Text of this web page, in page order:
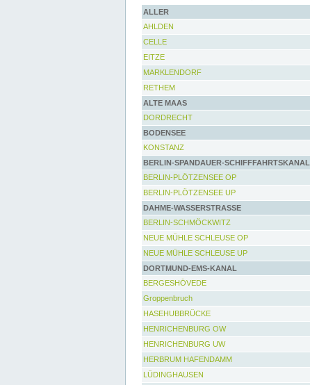
ALLER
AHLDEN
CELLE
EITZE
MARKLENDORF
RETHEM
ALTE MAAS
DORDRECHT
BODENSEE
KONSTANZ
BERLIN-SPANDAUER-SCHIFFFAHRTSKANAL
BERLIN-PLÖTZENSEE OP
BERLIN-PLÖTZENSEE UP
DAHME-WASSERSTRASSE
BERLIN-SCHMÖCKWITZ
NEUE MÜHLE SCHLEUSE OP
NEUE MÜHLE SCHLEUSE UP
DORTMUND-EMS-KANAL
BERGESHÖVEDE
Groppenbruch
HASEHUBBRÜCKE
HENRICHENBURG OW
HENRICHENBURG UW
HERBRUM HAFENDAMM
LÜDINGHAUSEN